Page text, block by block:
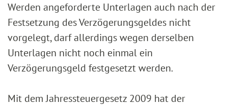
Werden angeforderte Unterlagen auch nach der
Festsetzung des Verzögerungsgeldes nicht
vorgelegt, darf allerdings wegen derselben
Unterlagen nicht noch einmal ein
Verzögerungsgeld festgesetzt werden.
Mit dem Jahressteuergesetz 2009 hat der